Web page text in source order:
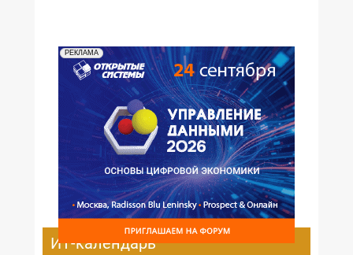
РЕКЛАМА
ИТ-календарь